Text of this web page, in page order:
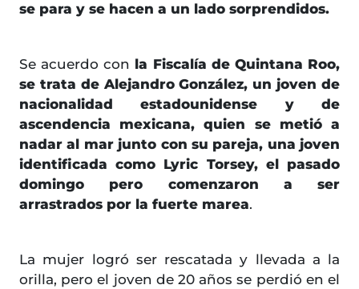
se para y se hacen a un lado sorprendidos.
Se acuerdo con la Fiscalía de Quintana Roo,
se trata de Alejandro González, un joven de
nacionalidad estadounidense y de
ascendencia mexicana, quien se metió a
nadar al mar junto con su pareja, una joven
identificada como Lyric Torsey, el pasado
domingo pero comenzaron a ser
arrastrados por la fuerte marea.
La mujer logró ser rescatada y llevada a la
orilla, pero el joven de 20 años se perdió en el